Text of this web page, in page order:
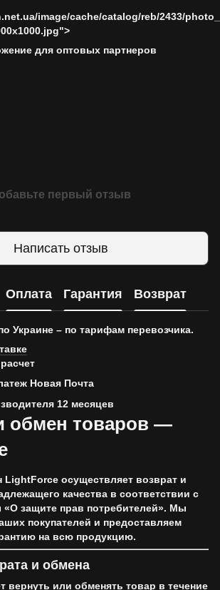
image/cache/catalog/reb/2433/
для оптовых партнеров
первый отзыв
Написать отзыв
Оплата Гарантия Возврат
Украине – по тарифам перевозчика.
Новая Почта
12 месяцев
обмен товаров —
LightForce осуществляет возврат и
качества в соответствии с
«О защите прав потребителей». Мы
покупателей и предоставляем
на всю продукцию.
и обмена
вернуть или обменять товар в течение